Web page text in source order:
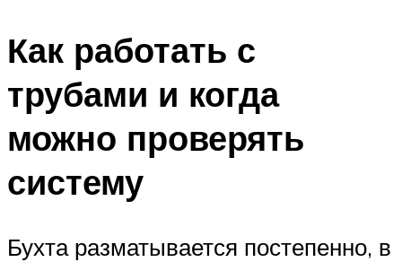
Как работать с
трубами и когда
можно проверять
систему
Бухта разматывается постепенно, в